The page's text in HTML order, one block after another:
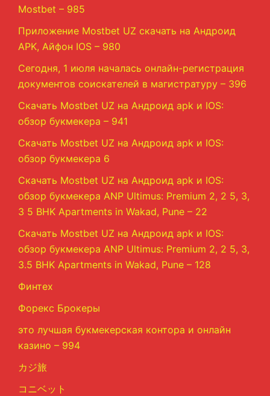
Mostbet – 985
Приложение Mostbet UZ скачать на Андроид
APK, Айфон IOS – 980
Сегодня, 1 июля началась онлайн-регистрация
документов соискателей в магистратуру – 396
Скачать Mostbet UZ на Андроид apk и IOS:
обзор букмекера – 941
Скачать Mostbet UZ на Андроид apk и IOS:
обзор букмекера 6
Скачать Mostbet UZ на Андроид apk и IOS:
обзор букмекера ANP Ultimus: Premium 2, 2 5, 3,
3 5 BHK Apartments in Wakad, Pune – 22
Скачать Mostbet UZ на Андроид apk и IOS:
обзор букмекера ANP Ultimus: Premium 2, 2 5, 3,
3.5 BHK Apartments in Wakad, Pune – 128
Финтех
Форекс Брокеры
это лучшая букмекерская контора и онлайн
казино – 994
カジ旅
コニベット